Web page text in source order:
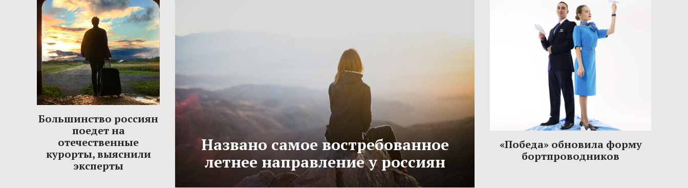
Большинство россиян
поедет на
отечественные
курорты, выяснили
эксперты
Названо самое востребованное
летнее направление у россиян
«Победа» обновила форму
бортпроводников